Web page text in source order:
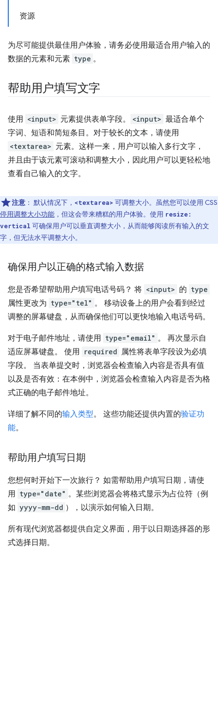
资源
为尽可能提供最佳用户体验，请务必使用最适合用户输入的
数据的元素和元素 type 。
帮助用户填写文字
使用 <input> 元素提供表单字段。 <input> 最适合单个
字词、短语和简短条目。对于较长的文本，请使用
<textarea> 元素。这样一来，用户可以输入多行文字，
并且由于该元素可滚动和调整大小，因此用户可以更轻松地
查看自己输入的文字。
注意 ： 默认情况下， <textarea> 可调整大小。虽然您可以使用 CSS
停用调整大小功能 ，但这会带来糟糕的用户体验。使用 resize:
vertical 可确保用户可以垂直调整大小，从而能够阅读所有输入的文
字，但无法水平调整大小。
确保用户以正确的格式输入数据
您是否希望帮助用户填写电话号码？ 将 <input> 的 type
属性更改为 type="tel" 。 移动设备上的用户会看到经过
调整的屏幕键盘，从而确保他们可以更快地输入电话号码。
对于电子邮件地址，请使用 type="email" 。 再次显示自
适应屏幕键盘。 使用 required 属性将表单字段设为必填
字段。 当表单提交时，浏览器会检查输入内容是否具有值
以及是否有效：在本例中，浏览器会检查输入内容是否为格
式正确的电子邮件地址。
详细了解不同的输入类型。 这些功能还提供内置的验证功
能。
帮助用户填写日期
您想何时开始下一次旅行？ 如需帮助用户填写日期，请使
用 type="date" 。某些浏览器会将格式显示为占位符（例
如 yyyy-mm-dd ），以演示如何输入日期。
所有现代浏览器都提供自定义界面，用于以日期选择器的形
式选择日期。